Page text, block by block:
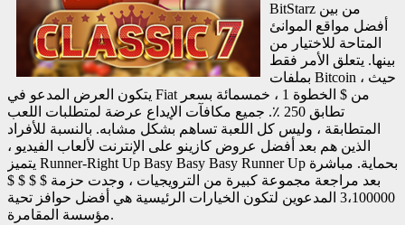
BitStarz من بين
أفضل مواقع الموانئ
المتاحة للاختيار من
بينها. يتعلق الأمر فقط
بملفات Bitcoin ، حيث
يتكون العرض المدعو في Fiat من $ الخطوة 1 ، خمسمائة بسعر
تطابق 250 ٪. جميع مكافآت الإيداع عرضة لمتطلبات اللعب
المتطابقة ، وليس كل اللعبة تساهم بشكل مشابه. بالنسبة للأفراد
الذين هم بعد أفضل عروض كازينو على الإنترنت لألعاب الفيديو ،
يتميز Runner-Right Up Basy Basy Basy Runner Up بحماية. مباشرة
بعد مراجعة مجموعة كبيرة من الترويجيات ، وجدت حزمة $ $ $ $
3،100000 المدعوين لتكون الخيارات الرئيسية هي أفضل حوافز تحية
مؤسسة المقامرة.